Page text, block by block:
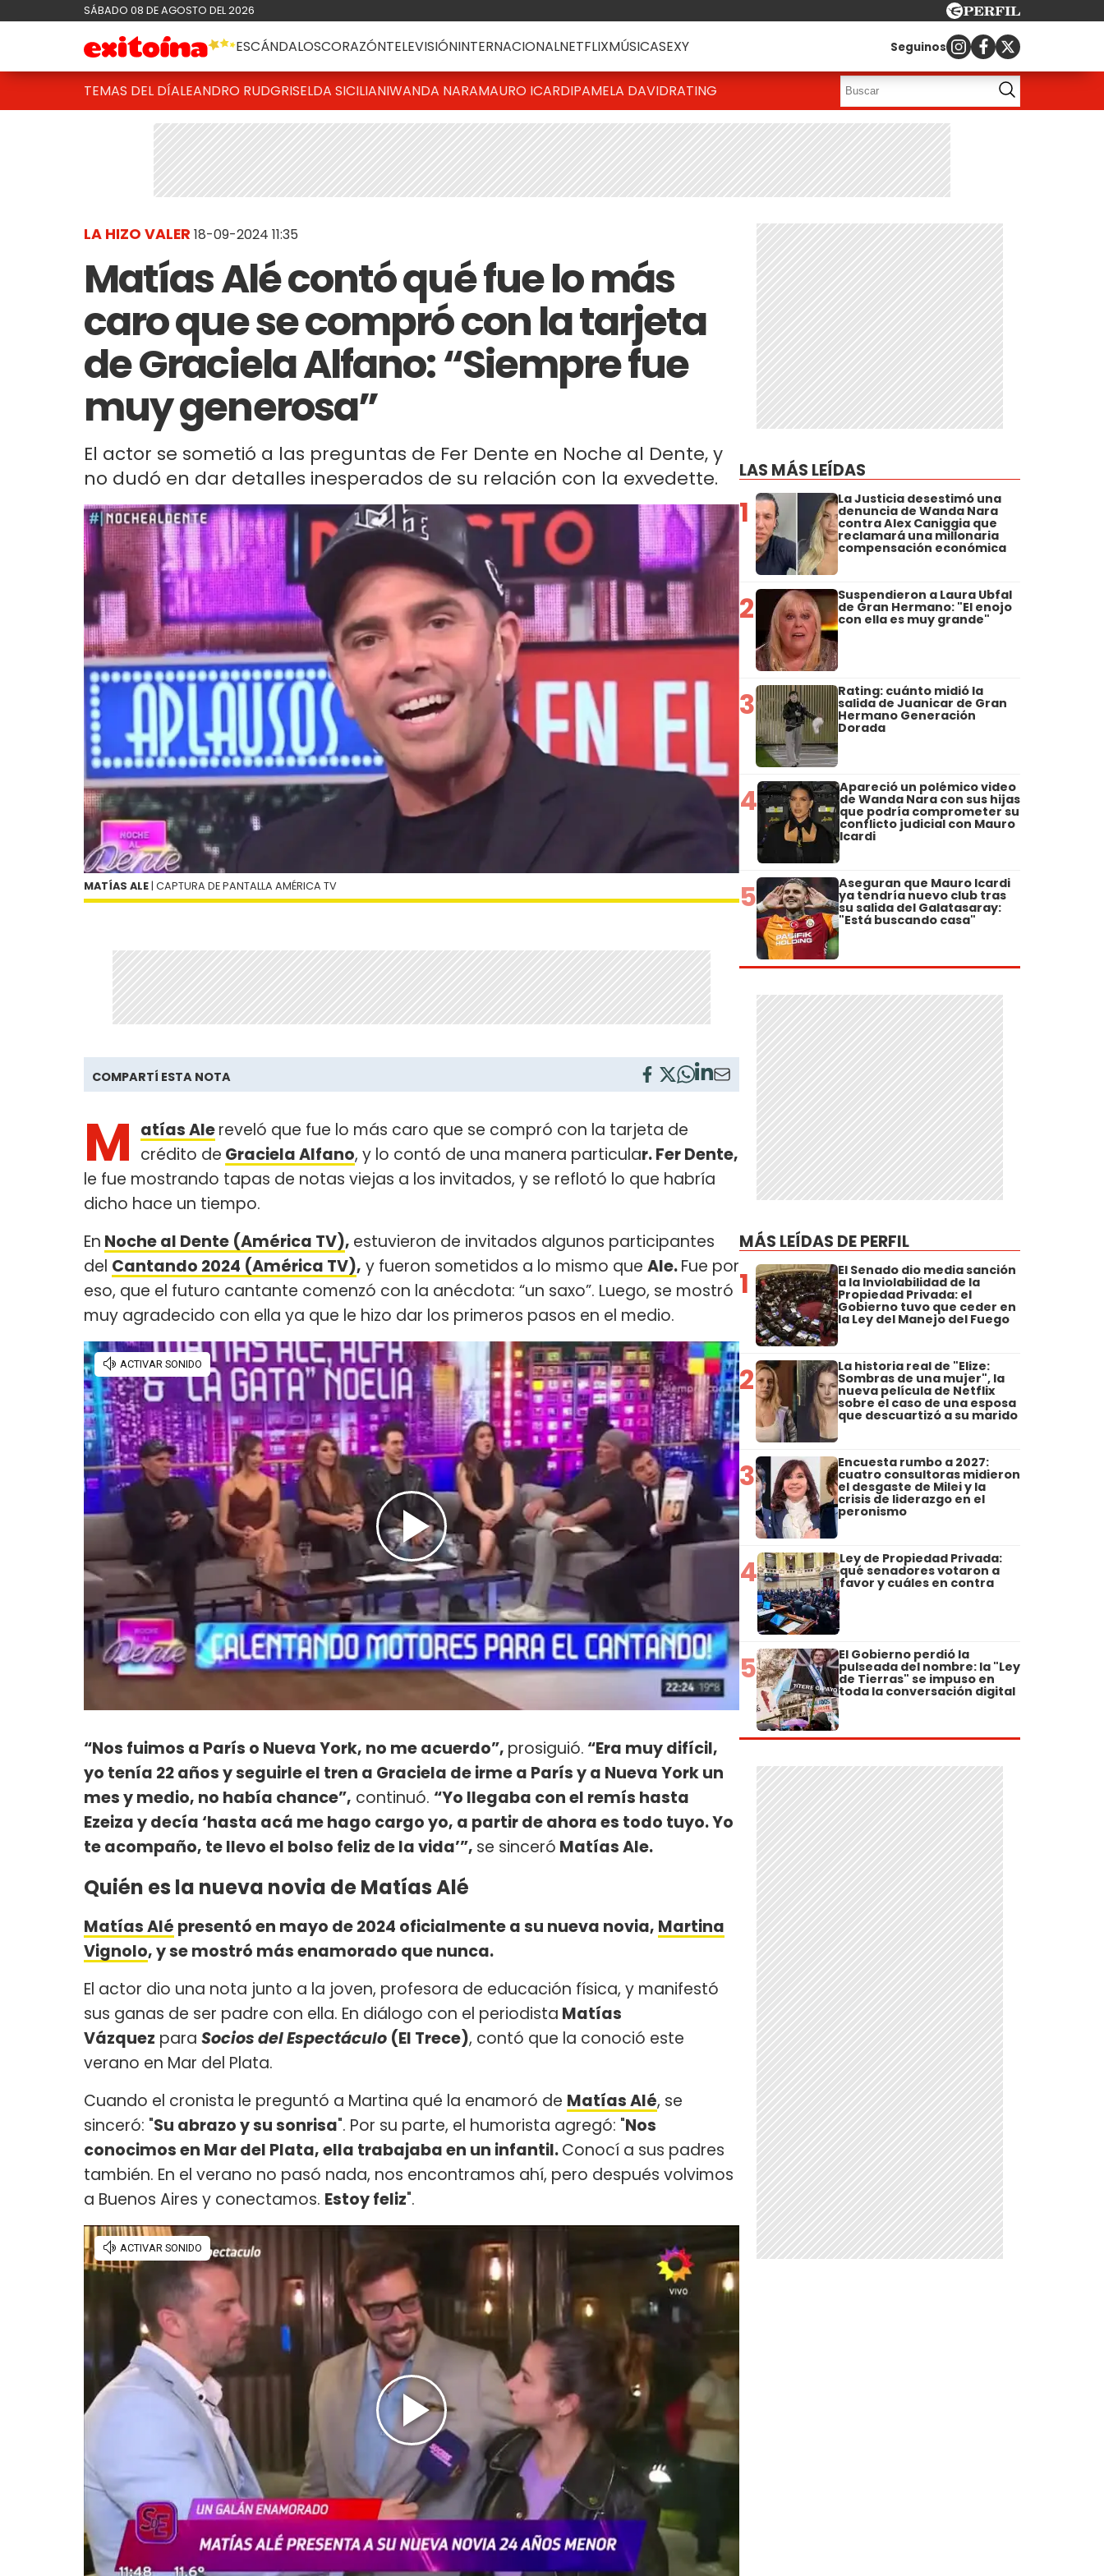
SÁBADO 08 DE AGOSTO DEL 2026
ESCÁNDALOSCORAZÓNTELEVISIÓNINTERNACIONALNETFLIXMÚSICASEXY Seguinos
TEMAS DEL DÍALEANDRO RUDGRISELDA SICILIANIWANDA NARAMAURO ICARDIPAMELA DAVIDRATING
LA HIZO VALER 18-09-2024 11:35
Matías Alé contó qué fue lo más
caro que se compró con la tarjeta
de Graciela Alfano: “Siempre fue
muy generosa”
El actor se sometió a las preguntas de Fer Dente en Noche al Dente, y
no dudó en dar detalles inesperados de su relación con la exvedette.
MATÍAS ALE | CAPTURA DE PANTALLA AMÉRICA TV
COMPARTÍ ESTA NOTA
M atías Alereveló que fue lo más caro que se compró con la tarjeta de
crédito de Graciela Alfano, y lo contó de una manera particular. Fer Dente,
le fue mostrando tapas de notas viejas a los invitados, y se reflotó lo que habría
dicho hace un tiempo.
En Noche al Dente (América TV), estuvieron de invitados algunos participantes
del Cantando 2024 (América TV), y fueron sometidos a lo mismo que Ale.Fue por
eso, que el futuro cantante comenzó con la anécdota: “un saxo”. Luego, se mostró
muy agradecido con ella ya que le hizo dar los primeros pasos en el medio.
“Nos fuimos a París o Nueva York, no me acuerdo”, prosiguió. “Era muy difícil,
yo tenía 22 años y seguirle el tren a Graciela de irme a París y a Nueva York un
mes y medio, no había chance”, continuó. “Yo llegaba con el remís hasta
Ezeiza y decía ‘hasta acá me hago cargo yo, a partir de ahora es todo tuyo. Yo
te acompaño, te llevo el bolso feliz de la vida’”, se sinceró Matías Ale.
Quién es la nueva novia de Matías Alé
Matías Alé presentó en mayo de 2024 oficialmente a su nueva novia, Martina
Vignolo, y se mostró más enamorado que nunca.
El actor dio una nota junto a la joven, profesora de educación física, y manifestó
sus ganas de ser padre con ella. En diálogo con el periodista Matías
Vázquez para Socios del Espectáculo (El Trece), contó que la conoció este
verano en Mar del Plata.
Cuando el cronista le preguntó a Martina qué la enamoró de Matías Alé, se
sinceró: "Su abrazo y su sonrisa". Por su parte, el humorista agregó: "Nos
conocimos en Mar del Plata, ella trabajaba en un infantil.Conocí a sus padres
también. En el verano no pasó nada, nos encontramos ahí, pero después volvimos
a Buenos Aires y conectamos. Estoy feliz".
LAS MÁS LEÍDAS
1 La Justicia desestimó una
denuncia de Wanda Nara
contra Alex Caniggia que
reclamará una millonaria
compensación económica
2 Suspendieron a Laura Ubfal
de Gran Hermano: "El enojo
con ella es muy grande"
3 Rating: cuánto midió la
salida de Juanicar de Gran
Hermano Generación
Dorada
4 Apareció un polémico video
de Wanda Nara con sus hijas
que podría comprometer su
conflicto judicial con Mauro
Icardi
5 Aseguran que Mauro Icardi
ya tendría nuevo club tras
su salida del Galatasaray:
"Está buscando casa"
MÁS LEÍDAS DE PERFIL
1 El Senado dio media sanción
a la Inviolabilidad de la
Propiedad Privada: el
Gobierno tuvo que ceder en
la Ley del Manejo del Fuego
2 La historia real de "Elize:
Sombras de una mujer", la
nueva película de Netflix
sobre el caso de una esposa
que descuartizó a su marido
3 Encuesta rumbo a 2027:
cuatro consultoras midieron
el desgaste de Milei y la
crisis de liderazgo en el
peronismo
4 Ley de Propiedad Privada:
qué senadores votaron a
favor y cuáles en contra
5 El Gobierno perdió la
pulseada del nombre: la "Ley
de Tierras" se impuso en
toda la conversación digital